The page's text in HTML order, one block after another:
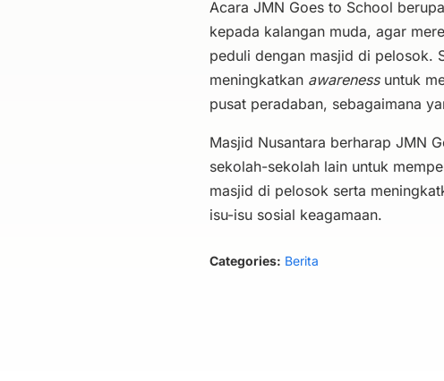
Acara JMN Goes to School
kepada kalangan muda, agar
peduli dengan masjid di pelosok.
meningkatkan awareness untuk
pusat peradaban, sebagaimana
Masjid Nusantara berharap JMN
sekolah-sekolah lain untuk
masjid di pelosok serta
isu-isu sosial keagamaan.
Categories: Berita